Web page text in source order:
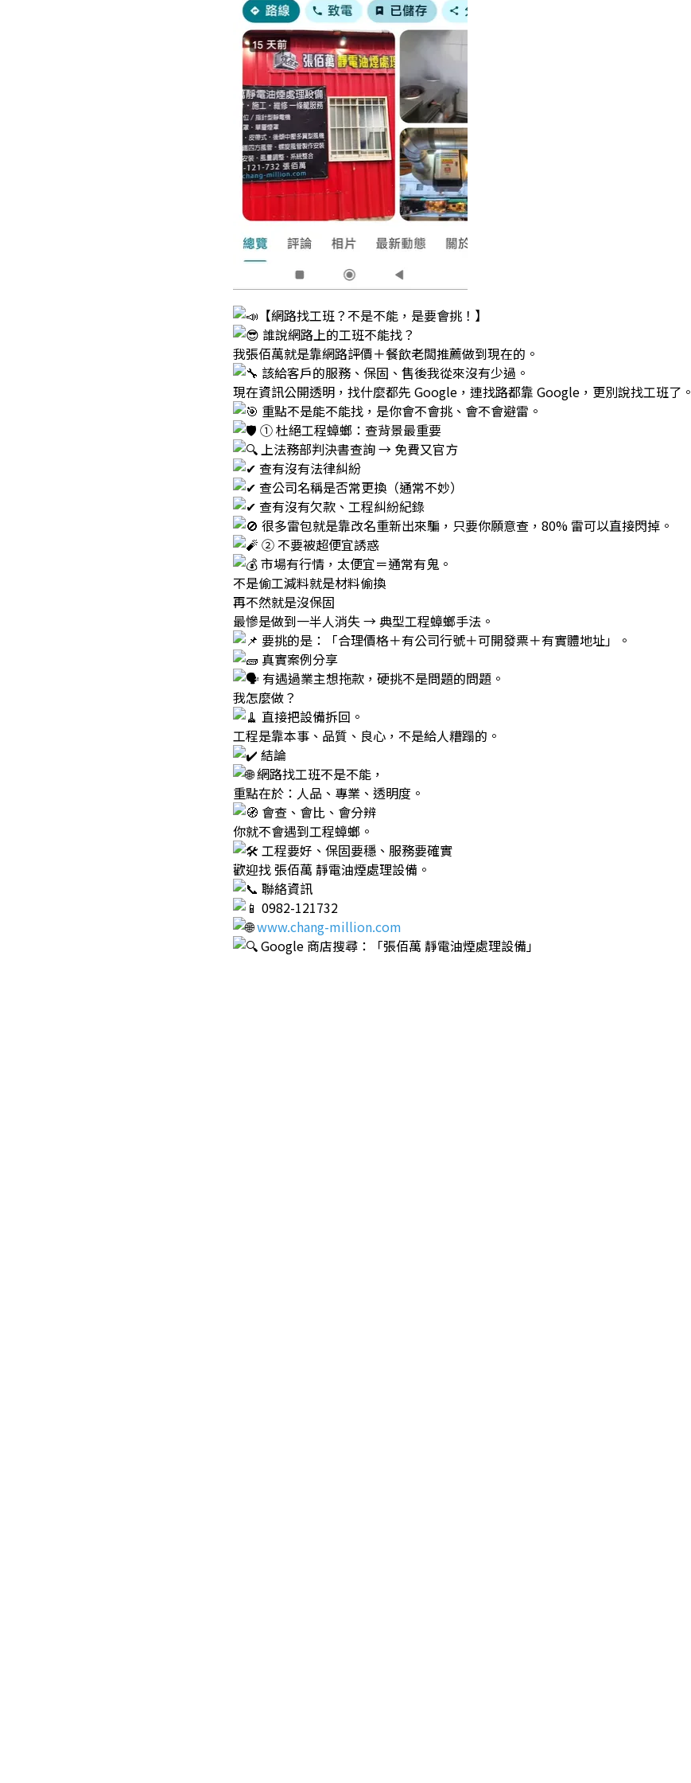
【網路找工班？不是不能，是要會挑！】
誰說網路上的工班不能找？
我張佰萬就是靠網路評價＋餐飲老闆推薦做到現在的。
該給客戶的服務、保固、售後我從來沒有少過。
現在資訊公開透明，找什麼都先 Google，連找路都靠 Google，更別說找工班了。
重點不是能不能找，是你會不會挑、會不會避雷。
① 杜絕工程蟑螂：查背景最重要
上法務部判決書查詢 → 免費又官方
查有沒有法律糾紛
查公司名稱是否常更換（通常不妙）
查有沒有欠款、工程糾紛紀錄
很多雷包就是靠改名重新出來騙，只要你願意查，80% 雷可以直接閃掉。
② 不要被超便宜誘惑
市場有行情，太便宜＝通常有鬼。
不是偷工減料就是材料偷換
再不然就是沒保固
最慘是做到一半人消失 → 典型工程蟑螂手法。
要挑的是：「合理價格＋有公司行號＋可開發票＋有實體地址」。
真實案例分享
有遇過業主想拖款，硬挑不是問題的問題。
我怎麼做？
直接把設備拆回。
工程是靠本事、品質、良心，不是給人糟蹋的。
結論
網路找工班不是不能，
重點在於：人品、專業、透明度。
會查、會比、會分辨
你就不會遇到工程蟑螂。
工程要好、保固要穩、服務要確實
歡迎找 張佰萬 靜電油煙處理設備。
聯絡資訊
0982-121732
www.chang-million.com
Google 商店搜尋：「張佰萬 靜電油煙處理設備」